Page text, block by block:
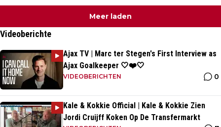
Meer laden
Videoberichte
Ajax TV | Marc ter Stegen's First Interview as
Ajax Goalkeeper 🤍❤️🤍
VIDEOBERICHTEN 0
Kale & Kokkie Official | Kale & Kokkie Zien
Jordi Cruijff Koken Op De Transfermarkt